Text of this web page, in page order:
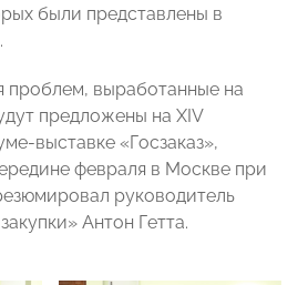
были представлены в
выработанные на
предложены на XIV
выставке «Госзаказ»,
февраля в Москве при
руководитель
Антон Гетта.